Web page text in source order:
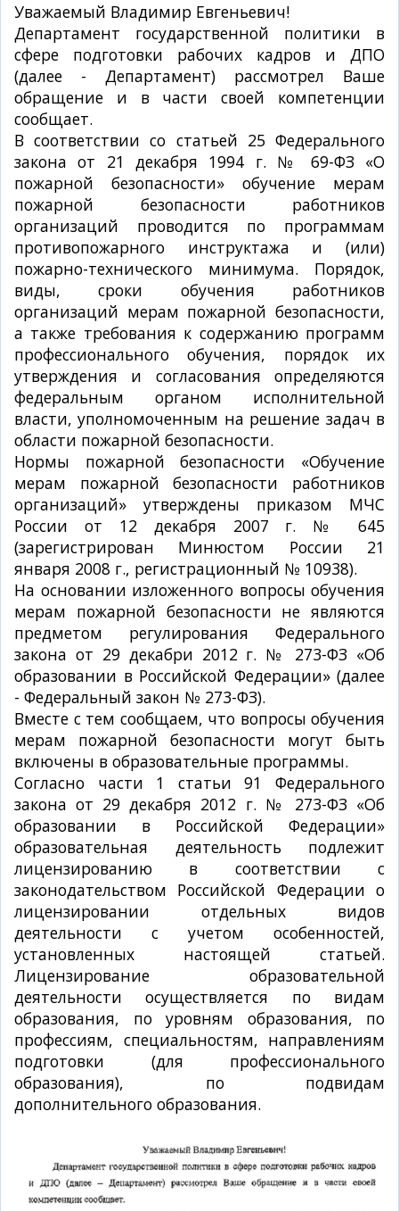
Уважаемый Владимир Евгеньевич!
Департамент государственной политики в
сфере подготовки рабочих кадров и ДПО
(далее - Департамент) рассмотрел Ваше
обращение и в части своей компетенции
сообщает.
В соответствии со статьей 25 Федерального
закона от 21 декабря 1994 г. № 69-ФЗ «О
пожарной безопасности» обучение мерам
пожарной безопасности работников
организаций проводится по программам
противопожарного инструктажа и (или)
пожарно-технического минимума. Порядок,
виды, сроки обучения работников
организаций мерам пожарной безопасности,
а также требования к содержанию программ
профессионального обучения, порядок их
утверждения и согласования определяются
федеральным органом исполнительной
власти, уполномоченным на решение задач в
области пожарной безопасности.
Нормы пожарной безопасности «Обучение
мерам пожарной безопасности работников
организаций» утверждены приказом МЧС
России от 12 декабря 2007 г. № 645
(зарегистрирован Минюстом России 21
января 2008 г., регистрационный № 10938).
На основании изложенного вопросы обучения
мерам пожарной безопасности не являются
предметом регулирования Федерального
закона от 29 декабри 2012 г. № 273-ФЗ «Об
образовании в Российской Федерации» (далее
- Федеральный закон № 273-ФЗ).
Вместе с тем сообщаем, что вопросы обучения
мерам пожарной безопасности могут быть
включены в образовательные программы.
Согласно части 1 статьи 91 Федерального
закона от 29 декабря 2012 г. № 273-ФЗ «Об
образовании в Российской Федерации»
образовательная деятельность подлежит
лицензированию в соответствии с
законодательством Российской Федерации о
лицензировании отдельных видов
деятельности с учетом особенностей,
установленных настоящей статьей.
Лицензирование образовательной
деятельности осуществляется по видам
образования, по уровням образования, по
профессиям, специальностям, направлениям
подготовки (для профессионального
образования), по подвидам
дополнительного образования.